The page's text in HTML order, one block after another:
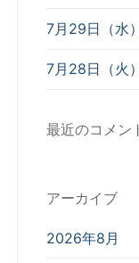
7月29日（水
7月28日（火
最近のコメン
アーカイブ
2026年8月